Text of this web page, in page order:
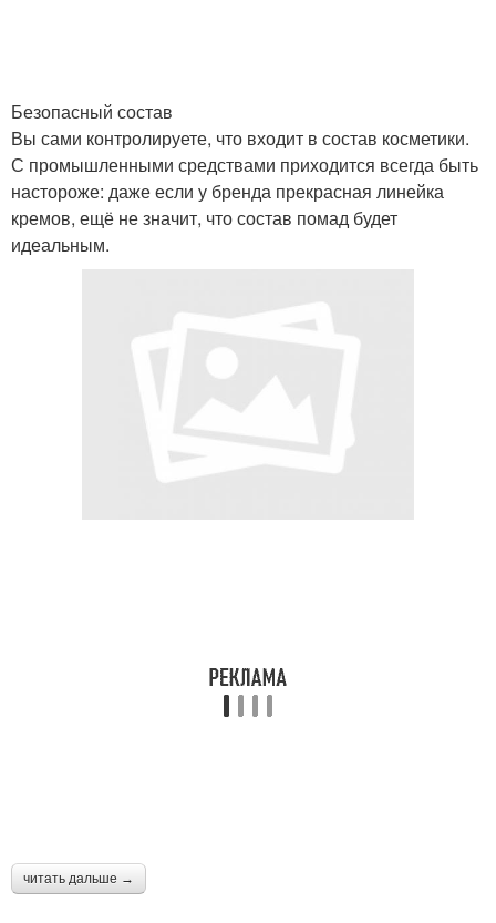
Безопасный состав
Вы сами контролируете, что входит в состав косметики.
С промышленными средствами приходится всегда быть
настороже: даже если у бренда прекрасная линейка
кремов, ещё не значит, что состав помад будет
идеальным.
читать дальше →